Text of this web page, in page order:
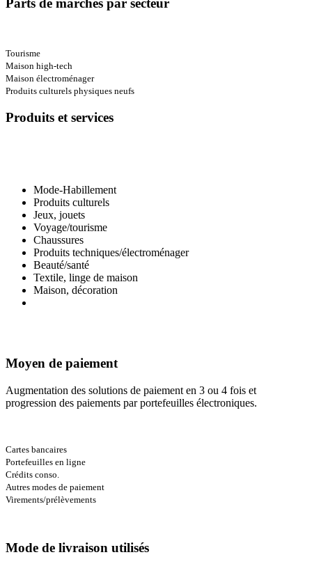
Parts de marchés par secteur
Tourisme
Maison high-tech
Maison électroménager
Produits culturels physiques neufs
Produits et services
Mode-Habillement
Produits culturels
Jeux, jouets
Voyage/tourisme
Chaussures
Produits techniques/électroménager
Beauté/santé
Textile, linge de maison
Maison, décoration
Moyen de paiement
Augmentation des solutions de paiement en 3 ou 4 fois et
progression des paiements par portefeuilles électroniques.
Cartes bancaires
Portefeuilles en ligne
Crédits conso.
Autres modes de paiement
Virements/prélèvements
Mode de livraison utilisés